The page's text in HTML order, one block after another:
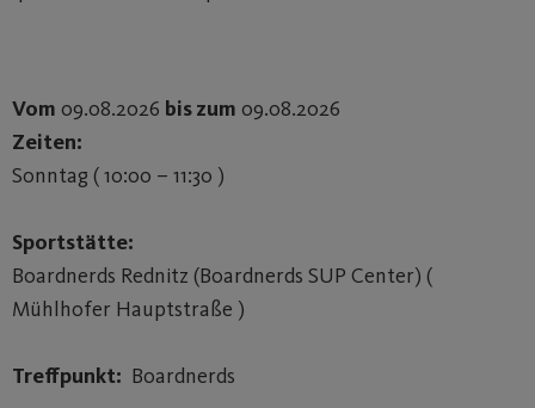
Vom 09.08.2026 bis zum 09.08.2026
Zeiten:
Sonntag ( 10:00 – 11:30 )
Sportstätte:
Boardnerds Rednitz (Boardnerds SUP Center) (
Mühlhofer Hauptstraße )
Treffpunkt: Boardnerds